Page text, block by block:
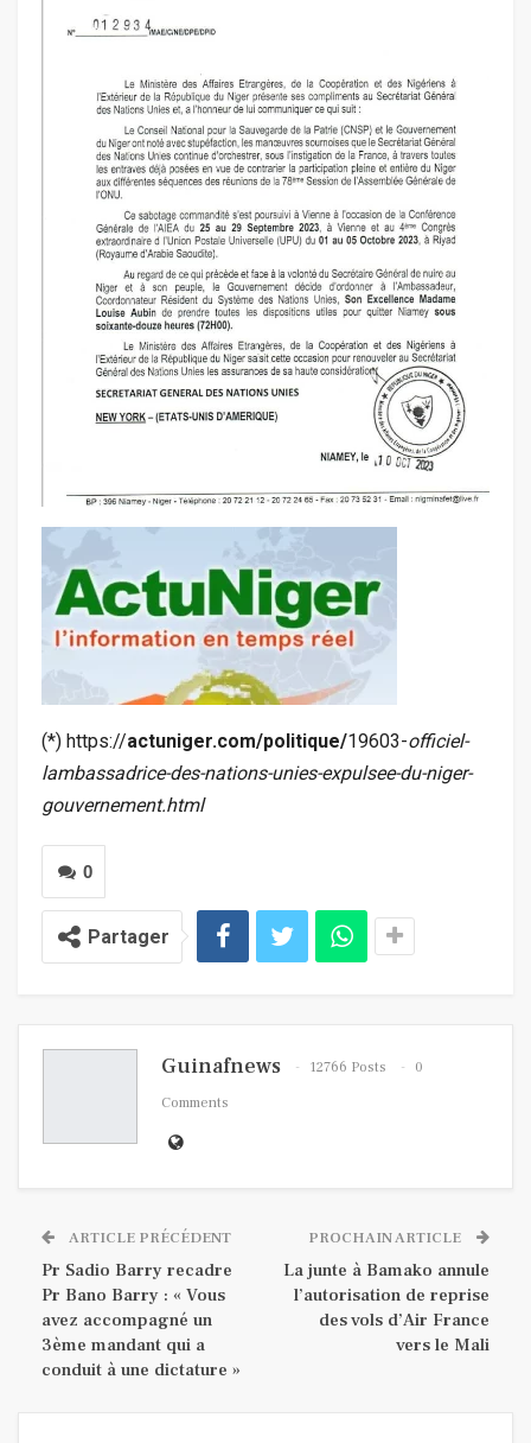
(*) https://actuniger.com/politique/19603-officiel-
lambassadrice-des-nations-unies-expulsee-du-niger-
gouvernement.html
0
Partager
Guinafnews 12766 Posts
0
Comments
ARTICLE PRÉCÉDENT
Pr Sadio Barry recadre
Pr Bano Barry : « Vous
avez accompagné un
3ème mandant qui a
conduit à une dictature »
PROCHAIN ARTICLE
La junte à Bamako annule
l’autorisation de reprise
des vols d’Air France
vers le Mali